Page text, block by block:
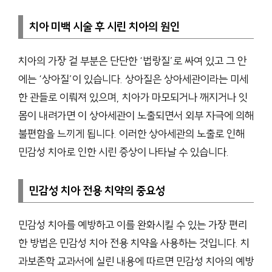
치아 미백 시술 후 시린 치아의 원인
치아의 가장 겉 부분은 단단한 ‘법랑질’로 싸여 있고 그 안
에는 ‘상아질’이 있습니다. 상아질은 상아세관이라는 미세
한 관들로 이뤄져 있으며, 치아가 마모되거나 깨지거나 잇
몸이 내려가면 이 상아세관이 노출되면서 외부 자극에 의해
불편함을 느끼게 됩니다. 이러한 상아세관의 노출로 인해
민감성 치아로 인한 시린 증상이 나타날 수 있습니다.
민감성 치아 전용 치약의 중요성
민감성 치아를 예방하고 이를 완화시킬 수 있는 가장 편리
한 방법은 민감성 치아 전용 치약을 사용하는 것입니다. 치
과보존학 교과서에 실린 내용에 따르면 민감성 치아의 예방